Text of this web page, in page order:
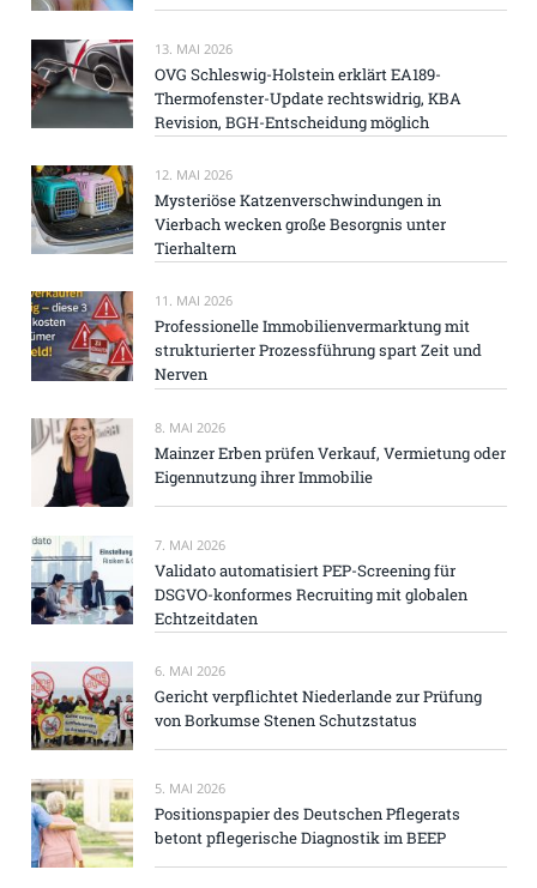
13. MAI 2026
OVG Schleswig-Holstein erklärt EA189-
Thermofenster-Update rechtswidrig, KBA
Revision, BGH-Entscheidung möglich
12. MAI 2026
Mysteriöse Katzenverschwindungen in
Vierbach wecken große Besorgnis unter
Tierhaltern
11. MAI 2026
Professionelle Immobilienvermarktung mit
strukturierter Prozessführung spart Zeit und
Nerven
8. MAI 2026
Mainzer Erben prüfen Verkauf, Vermietung oder
Eigennutzung ihrer Immobilie
7. MAI 2026
Validato automatisiert PEP-Screening für
DSGVO-konformes Recruiting mit globalen
Echtzeitdaten
6. MAI 2026
Gericht verpflichtet Niederlande zur Prüfung
von Borkumse Stenen Schutzstatus
5. MAI 2026
Positionspapier des Deutschen Pflegerats
betont pflegerische Diagnostik im BEEP